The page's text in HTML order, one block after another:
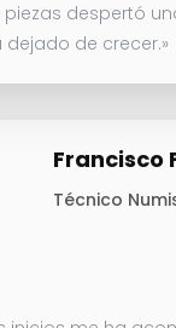
despertó
dejado de crecer.»
Francisco
Técnico